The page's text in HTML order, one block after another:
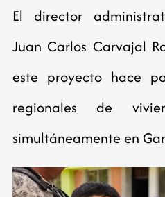
El director
Juan Carlos Carvajal
este proyecto hace
regionales de
simultáneamente en